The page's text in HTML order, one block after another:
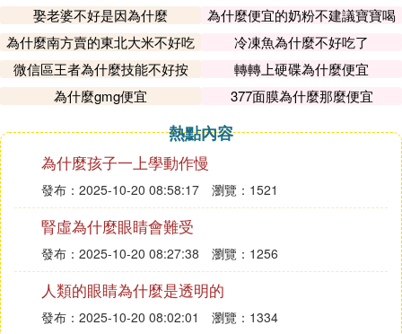
娶老婆不好是因為什麼
為什麼便宜的奶粉不建議寶寶喝
為什麼南方賣的東北大米不好吃
冷凍魚為什麼不好吃了
微信區王者為什麼技能不好按
轉轉上硬碟為什麼便宜
為什麼gmg便宜
377面膜為什麼那麼便宜
熱點內容
為什麼孩子一上學動作慢
發布：2025-10-20 08:58:17 瀏覽：1521
腎虛為什麼眼睛會難受
發布：2025-10-20 08:27:38 瀏覽：1256
人類的眼睛為什麼是透明的
發布：2025-10-20 08:02:01 瀏覽：1334